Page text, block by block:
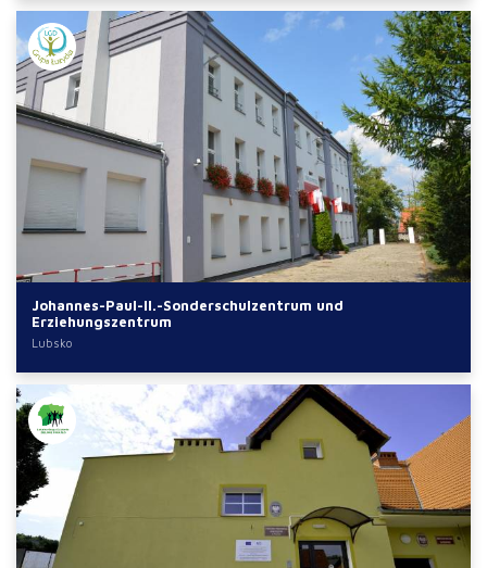
Johannes-Paul-II.-Sonderschulzentrum und
Erziehungszentrum
Lubsko